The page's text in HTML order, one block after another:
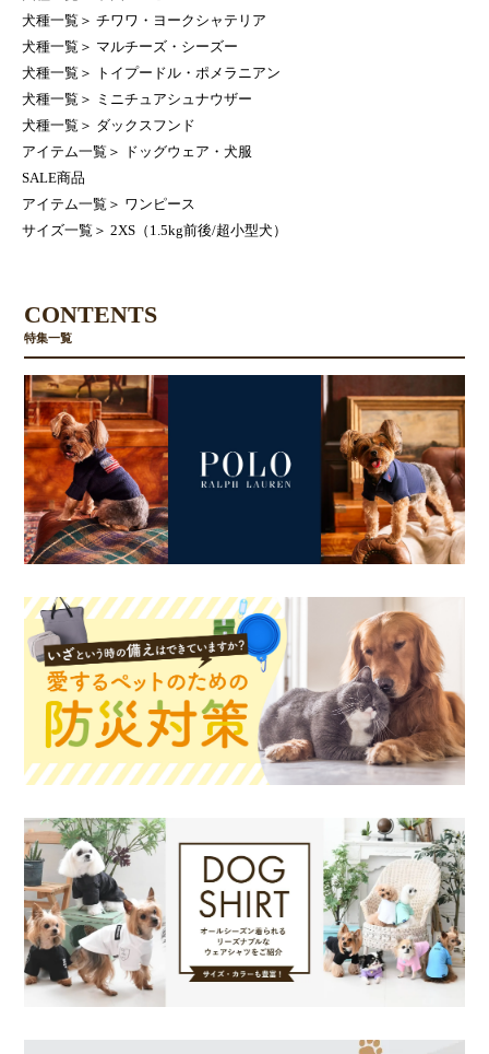
犬種一覧 ＞ チワワ・ヨークシャテリア
犬種一覧 ＞ マルチーズ・シーズー
犬種一覧 ＞
トイプードル・ポメラニアン
犬種一覧 ＞
ミニチュアシュナウザー
犬種一覧 ＞ ダックスフンド
アイテム一覧 ＞
ドッグウェア・犬服
SALE商品
アイテム一覧 ＞ ワンピース
サイズ一覧 ＞ 2XS（1.5kg前後/超小型犬）
CONTENTS
特集一覧